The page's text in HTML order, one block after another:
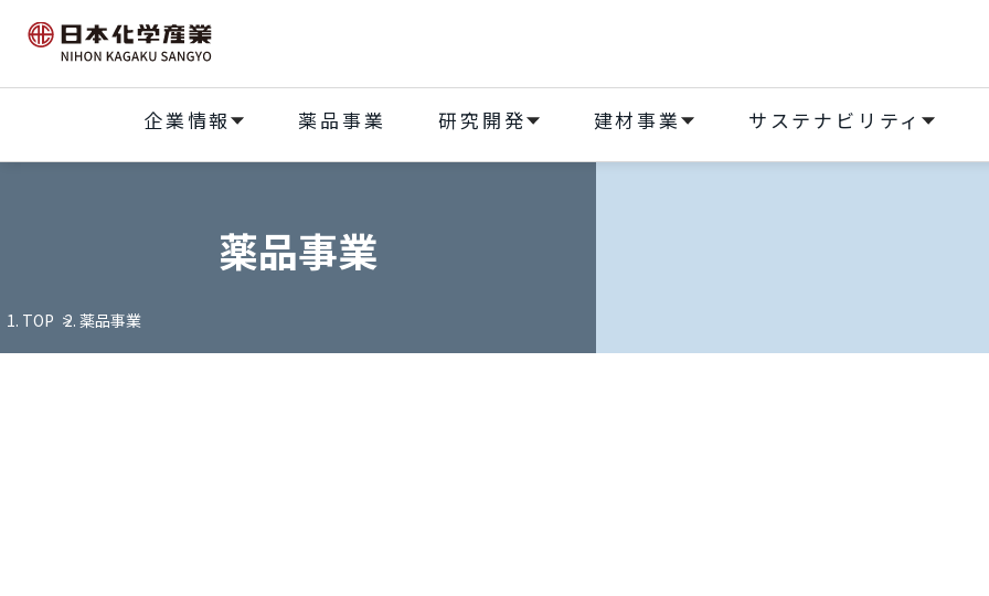
企業情報 薬品事業 研究開発 建材事業 サステナビリティ
薬品事業
TOP 薬品事業